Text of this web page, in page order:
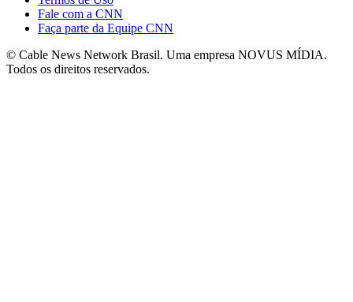
Fale com a CNN
Faça parte da Equipe CNN
© Cable News Network Brasil. Uma empresa NOVUS MÍDIA.
Todos os direitos reservados.